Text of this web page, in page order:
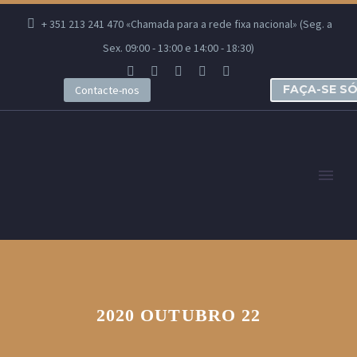
+ 351 213 241 470 «Chamada para a rede fixa nacional» (Seg. a
Sex. 09:00 - 13:00 e 14:00 - 18:30)
Contacte-nos FAÇA-SE
2020 OUTUBRO 22